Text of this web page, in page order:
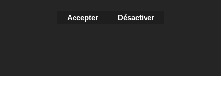
Accepter Désactiver